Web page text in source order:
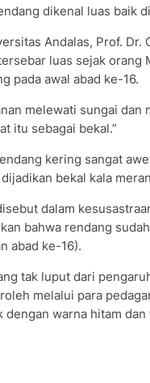
dikenal luas baik
Andalas, Prof.
luas sejak orang
pada awal abad ke-16.
melewati sungai
itu sebagai bekal.”
kering sangat
bekal kala
dalam
bahwa rendang
abad ke-16).
tak luput dari
melalui para
dengan warna hitam